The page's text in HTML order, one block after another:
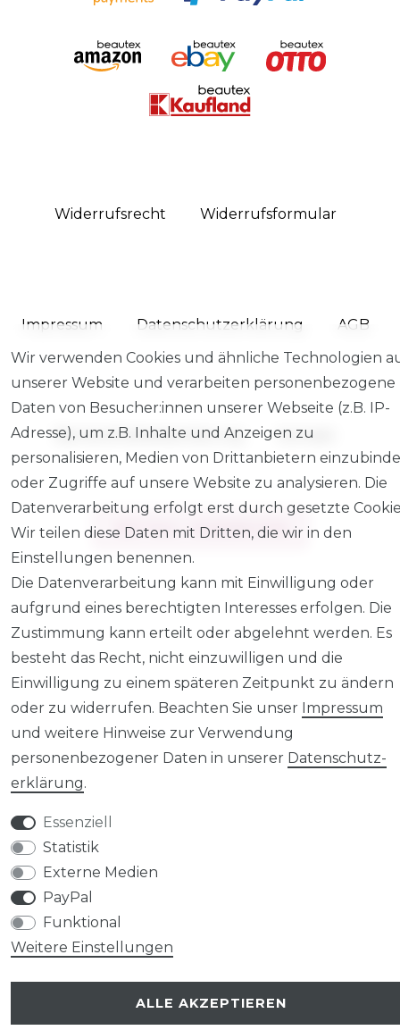
Widerrufs­recht Widerrufs­formular
Impressum Daten­schutz­erklärung AGB
Barrierefreiheitserklärung Kontakt
VERTRAG WIDERRUFEN
Wir verwenden Cookies und ähnliche Technologien
unserer Website und verarbeiten personenbezogene
Daten von Besucher:innen unserer Webseite (z.B. IP-
Adresse), um z.B. Inhalte und Anzeigen zu
personalisieren, Medien von Drittanbietern
oder Zugriffe auf unsere Website zu analysieren. Die
Datenverarbeitung erfolgt erst durch gesetzte
Wir teilen diese Daten mit Dritten, die wir in den
Einstellungen benennen.
Die Datenverarbeitung kann mit Einwilligung oder
aufgrund eines berechtigten Interesses erfolgen. Die
Zustimmung kann erteilt oder abgelehnt werden. Es
besteht das Recht, nicht einzuwilligen und die
Einwilligung zu einem späteren Zeitpunkt zu ändern
oder zu widerrufen. Beachten Sie unser Impressum
und weitere Hinweise zur Verwendung
personenbezogener Daten in unserer Daten­schutz­
erklärung.
Essenziell
Statistik
Externe Medien
PayPal
Funktional
Weitere Einstellungen
ALLE AKZEPTIEREN